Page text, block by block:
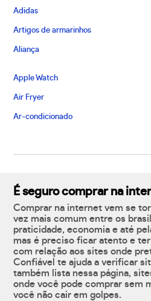
Adidas
Artigos de armarinhos
Aliança
Apple Watch
Air Fryer
Ar-condicionado
É seguro comprar na
Comprar na internet vem se
vez mais comum entre os
praticidade, economia e até
mas é preciso ficar atento e
com relação aos sites onde
Confiável te ajuda a verificar
também lista nessa página,
onde você pode comprar sem
você não cair em golpes.